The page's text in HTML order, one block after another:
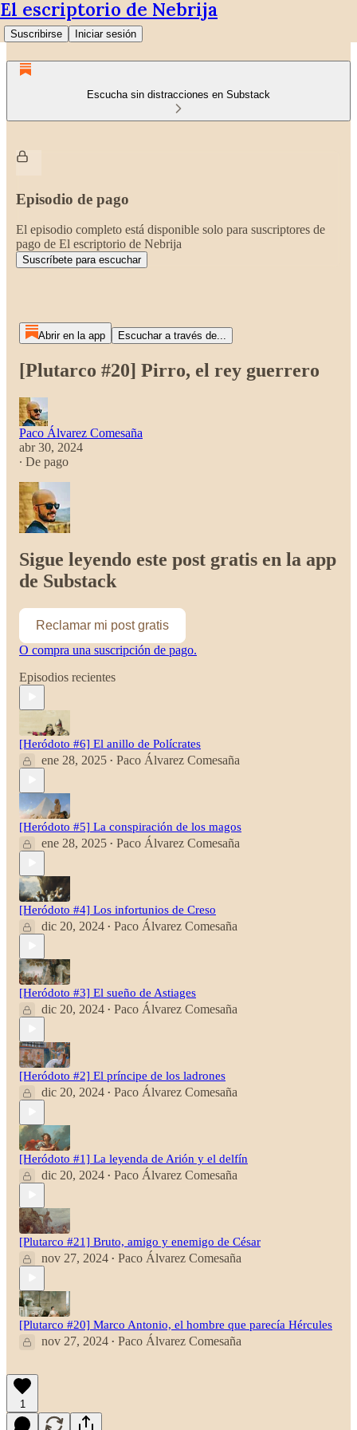
El escriptorio de Nebrija
Suscribirse Iniciar sesión
Escucha sin distracciones en Substack
Episodio de pago
El episodio completo está disponible solo para suscriptores de
pago de El escriptorio de Nebrija
Suscríbete para escuchar
Abrir en la app Escuchar a través de...
[Plutarco #20] Pirro, el rey guerrero
Paco Álvarez Comesaña
abr 30, 2024
∙ De pago
Sigue leyendo este post gratis en la app
de Substack
Reclamar mi post gratis
O compra una suscripción de pago.
Episodios recientes
[Heródoto #6] El anillo de Polícrates
ene 28, 2025 • Paco Álvarez Comesaña
[Heródoto #5] La conspiración de los magos
ene 28, 2025 • Paco Álvarez Comesaña
[Heródoto #4] Los infortunios de Creso
dic 20, 2024 • Paco Álvarez Comesaña
[Heródoto #3] El sueño de Astiages
dic 20, 2024 • Paco Álvarez Comesaña
[Heródoto #2] El príncipe de los ladrones
dic 20, 2024 • Paco Álvarez Comesaña
[Heródoto #1] La leyenda de Arión y el delfín
dic 20, 2024 • Paco Álvarez Comesaña
[Plutarco #21] Bruto, amigo y enemigo de César
nov 27, 2024 • Paco Álvarez Comesaña
[Plutarco #20] Marco Antonio, el hombre que parecía Hércules
nov 27, 2024 • Paco Álvarez Comesaña
1